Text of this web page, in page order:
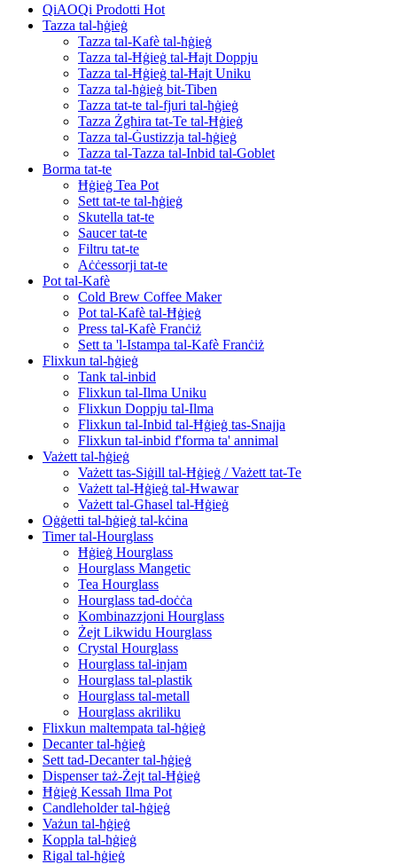
QiAOQi Prodotti Hot
Tazza tal-ħġieġ
Tazza tal-Kafè tal-ħġieġ
Tazza tal-Ħġieġ tal-Ħajt Doppju
Tazza tal-Ħġieġ tal-Ħajt Uniku
Tazza tal-ħġieġ bit-Tiben
Tazza tat-te tal-fjuri tal-ħġieġ
Tazza Żgħira tat-Te tal-Ħġieġ
Tazza tal-Ġustizzja tal-ħġieġ
Tazza tal-Tazza tal-Inbid tal-Goblet
Borma tat-te
Ħġieġ Tea Pot
Sett tat-te tal-ħġieġ
Skutella tat-te
Saucer tat-te
Filtru tat-te
Aċċessorji tat-te
Pot tal-Kafè
Cold Brew Coffee Maker
Pot tal-Kafè tal-Ħġieġ
Press tal-Kafè Franċiż
Sett ta 'l-Istampa tal-Kafè Franċiż
Flixkun tal-ħġieġ
Tank tal-inbid
Flixkun tal-Ilma Uniku
Flixkun Doppju tal-Ilma
Flixkun tal-Inbid tal-Ħġieġ tas-Snajja
Flixkun tal-inbid f'forma ta' annimal
Vażett tal-ħġieġ
Vażett tas-Siġill tal-Ħġieġ / Vażett tat-Te
Vażett tal-Ħġieġ tal-Ħwawar
Vażett tal-Għasel tal-Ħġieġ
Oġġetti tal-ħġieġ tal-kċina
Timer tal-Hourglass
Ħġieġ Hourglass
Hourglass Mangetic
Tea Hourglass
Hourglass tad-doċċa
Kombinazzjoni Hourglass
Żejt Likwidu Hourglass
Crystal Hourglass
Hourglass tal-injam
Hourglass tal-plastik
Hourglass tal-metall
Hourglass akriliku
Flixkun maltempata tal-ħġieġ
Decanter tal-ħġieġ
Sett tad-Decanter tal-ħġieġ
Dispenser taż-Żejt tal-Ħġieġ
Ħġieġ Kessaħ Ilma Pot
Candleholder tal-ħġieġ
Vażun tal-ħġieġ
Koppla tal-ħġieġ
Rigal tal-ħġieġ